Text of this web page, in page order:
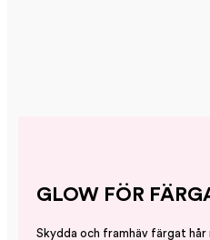
GLOW FÖR
Skydda och framhäv färgat